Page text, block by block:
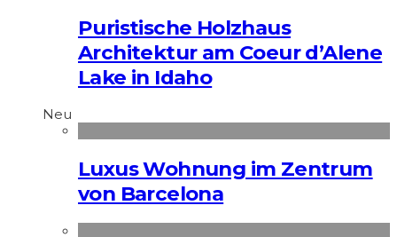
Puristische Holzhaus
Architektur am Coeur d’Alene
Lake in Idaho
Neu
Luxus Wohnung im Zentrum
von Barcelona